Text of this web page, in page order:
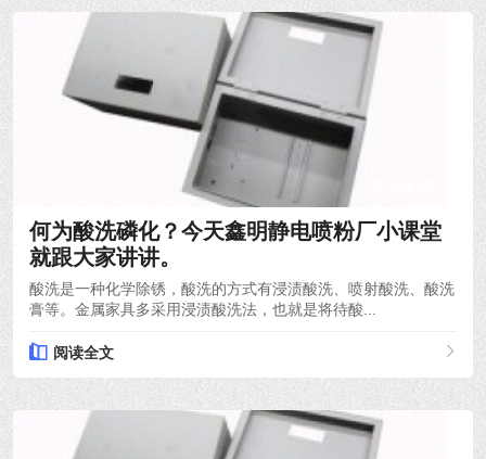
何为酸洗磷化？今天鑫明静电喷粉厂小课堂
就跟大家讲讲。
酸洗是一种化学除锈，酸洗的方式有浸渍酸洗、喷射酸洗、酸洗
膏等。金属家具多采用浸渍酸洗法，也就是将待酸...
阅读全文